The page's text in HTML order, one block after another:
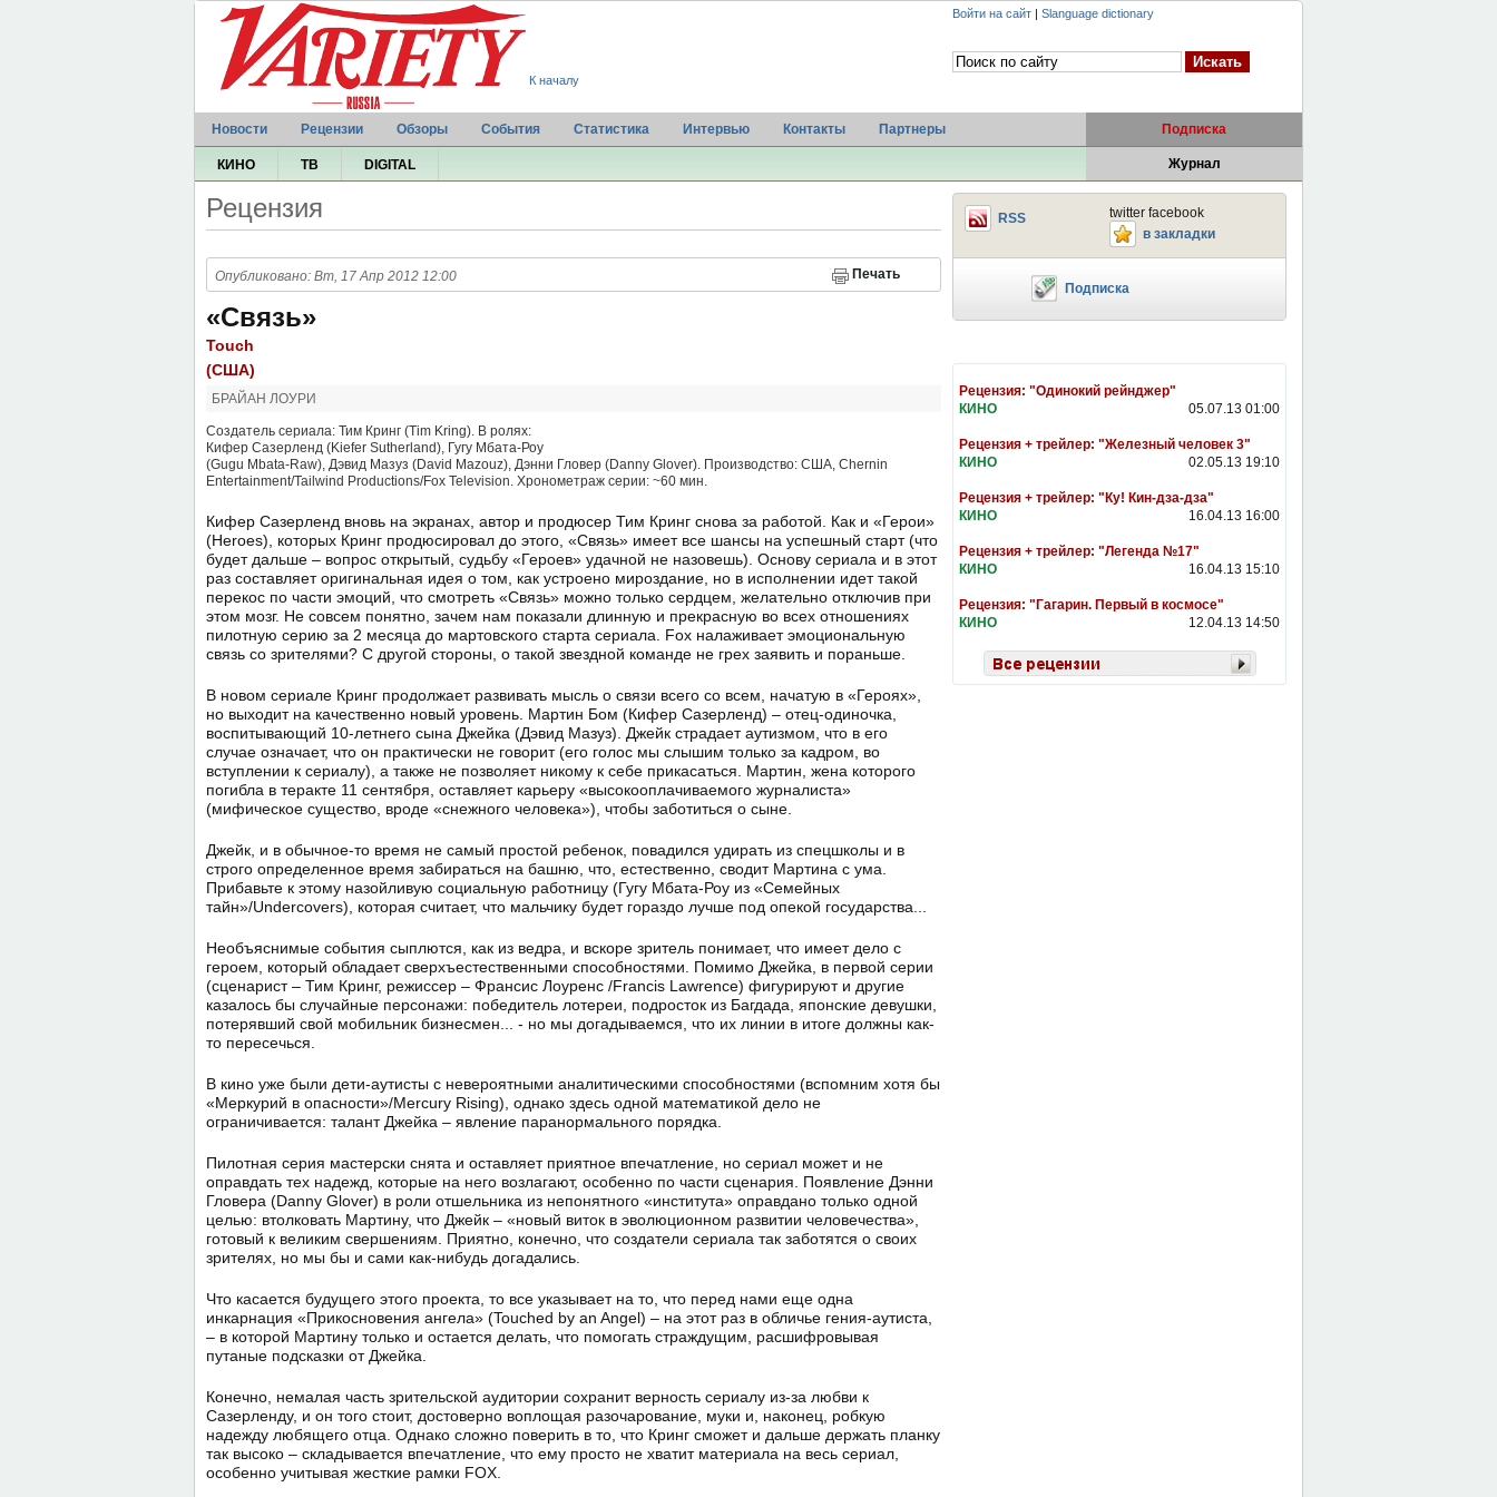
К началу
Войти на сайт | Slanguage dictionary
Новости Рецензии Обзоры События Статистика Интервью Контакты Партнеры Подписка
КИНО ТВ DIGITAL Журнал
Рецензия
Печать
Опубликовано: Вт, 17 Апр 2012 12:00
«Связь»
Touch
(США)
БРАЙАН ЛОУРИ
Создатель сериала: Тим Кринг (Tim Kring). В ролях:
Кифер Сазерленд (Kiefer Sutherland), Гугу Мбата-Роу
(Gugu Mbata-Raw), Дэвид Мазуз (David Mazouz), Дэнни Гловер (Danny Glover). Производство: США, Chernin
Entertainment/Tailwind Productions/Fox Television. Хронометраж серии: ~60 мин.
Кифер Сазерленд вновь на экранах, автор и продюсер Тим Кринг снова за работой. Как и «Герои»
(Heroes), которых Кринг продюсировал до этого, «Связь» имеет все шансы на успешный старт (что
будет дальше – вопрос открытый, судьбу «Героев» удачной не назовешь). Основу сериала и в этот
раз составляет оригинальная идея о том, как устроено мироздание, но в исполнении идет такой
перекос по части эмоций, что смотреть «Связь» можно только сердцем, желательно отключив при
этом мозг. Не совсем понятно, зачем нам показали длинную и прекрасную во всех отношениях
пилотную серию за 2 месяца до мартовского старта сериала. Fox налаживает эмоциональную
связь со зрителями? С другой стороны, о такой звездной команде не грех заявить и пораньше.
В новом сериале Кринг продолжает развивать мысль о связи всего со всем, начатую в «Героях»,
но выходит на качественно новый уровень. Мартин Бом (Кифер Сазерленд) – отец-одиночка,
воспитывающий 10-летнего сына Джейка (Дэвид Мазуз). Джейк страдает аутизмом, что в его
случае означает, что он практически не говорит (его голос мы слышим только за кадром, во
вступлении к сериалу), а также не позволяет никому к себе прикасаться. Мартин, жена которого
погибла в теракте 11 сентября, оставляет карьеру «высокооплачиваемого журналиста»
(мифическое существо, вроде «снежного человека»), чтобы заботиться о сыне.
Джейк, и в обычное-то время не самый простой ребенок, повадился удирать из спецшколы и в
строго определенное время забираться на башню, что, естественно, сводит Мартина с ума.
Прибавьте к этому назойливую социальную работницу (Гугу Мбата-Роу из «Семейных
тайн»/Undercovers), которая считает, что мальчику будет гораздо лучше под опекой государства...
Необъяснимые события сыплются, как из ведра, и вскоре зритель понимает, что имеет дело с
героем, который обладает сверхъестественными способностями. Помимо Джейка, в первой серии
(сценарист – Тим Кринг, режиссер – Франсис Лоуренс /Francis Lawrence) фигурируют и другие
казалось бы случайные персонажи: победитель лотереи, подросток из Багдада, японские девушки,
потерявший свой мобильник бизнесмен... - но мы догадываемся, что их линии в итоге должны как-
то пересечься.
В кино уже были дети-аутисты с невероятными аналитическими способностями (вспомним хотя бы
«Меркурий в опасности»/Mercury Rising), однако здесь одной математикой дело не
ограничивается: талант Джейка – явление паранормального порядка.
Пилотная серия мастерски снята и оставляет приятное впечатление, но сериал может и не
оправдать тех надежд, которые на него возлагают, особенно по части сценария. Появление Дэнни
Гловера (Danny Glover) в роли отшельника из непонятного «института» оправдано только одной
целью: втолковать Мартину, что Джейк – «новый виток в эволюционном развитии человечества»,
готовый к великим свершениям. Приятно, конечно, что создатели сериала так заботятся о своих
зрителях, но мы бы и сами как-нибудь догадались.
Что касается будущего этого проекта, то все указывает на то, что перед нами еще одна
инкарнация «Прикосновения ангела» (Touched by an Angel) – на этот раз в обличье гения-аутиста,
– в которой Мартину только и остается делать, что помогать страждущим, расшифровывая
путаные подсказки от Джейка.
Конечно, немалая часть зрительской аудитории сохранит верность сериалу из-за любви к
Сазерленду, и он того стоит, достоверно воплощая разочарование, муки и, наконец, робкую
надежду любящего отца. Однако сложно поверить в то, что Кринг сможет и дальше держать планку
так высоко – складывается впечатление, что ему просто не хватит материала на весь сериал,
особенно учитывая жесткие рамки FOX.
twitter facebook
RSS
в закладки
Подписка
Рецензия: "Одинокий рейнджер"
05.07.13 01:00
КИНО
Рецензия + трейлер: "Железный человек 3"
02.05.13 19:10
КИНО
Рецензия + трейлер: "Ку! Кин-дза-дза"
16.04.13 16:00
КИНО
Рецензия + трейлер: "Легенда №17"
16.04.13 15:10
КИНО
Рецензия: "Гагарин. Первый в космосе"
12.04.13 14:50
КИНО